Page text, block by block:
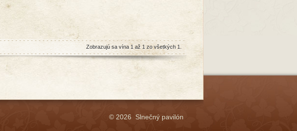
Zobrazujú sa vína 1 až 1 zo všetkých 1.
© 2026 Slnečný pavilón